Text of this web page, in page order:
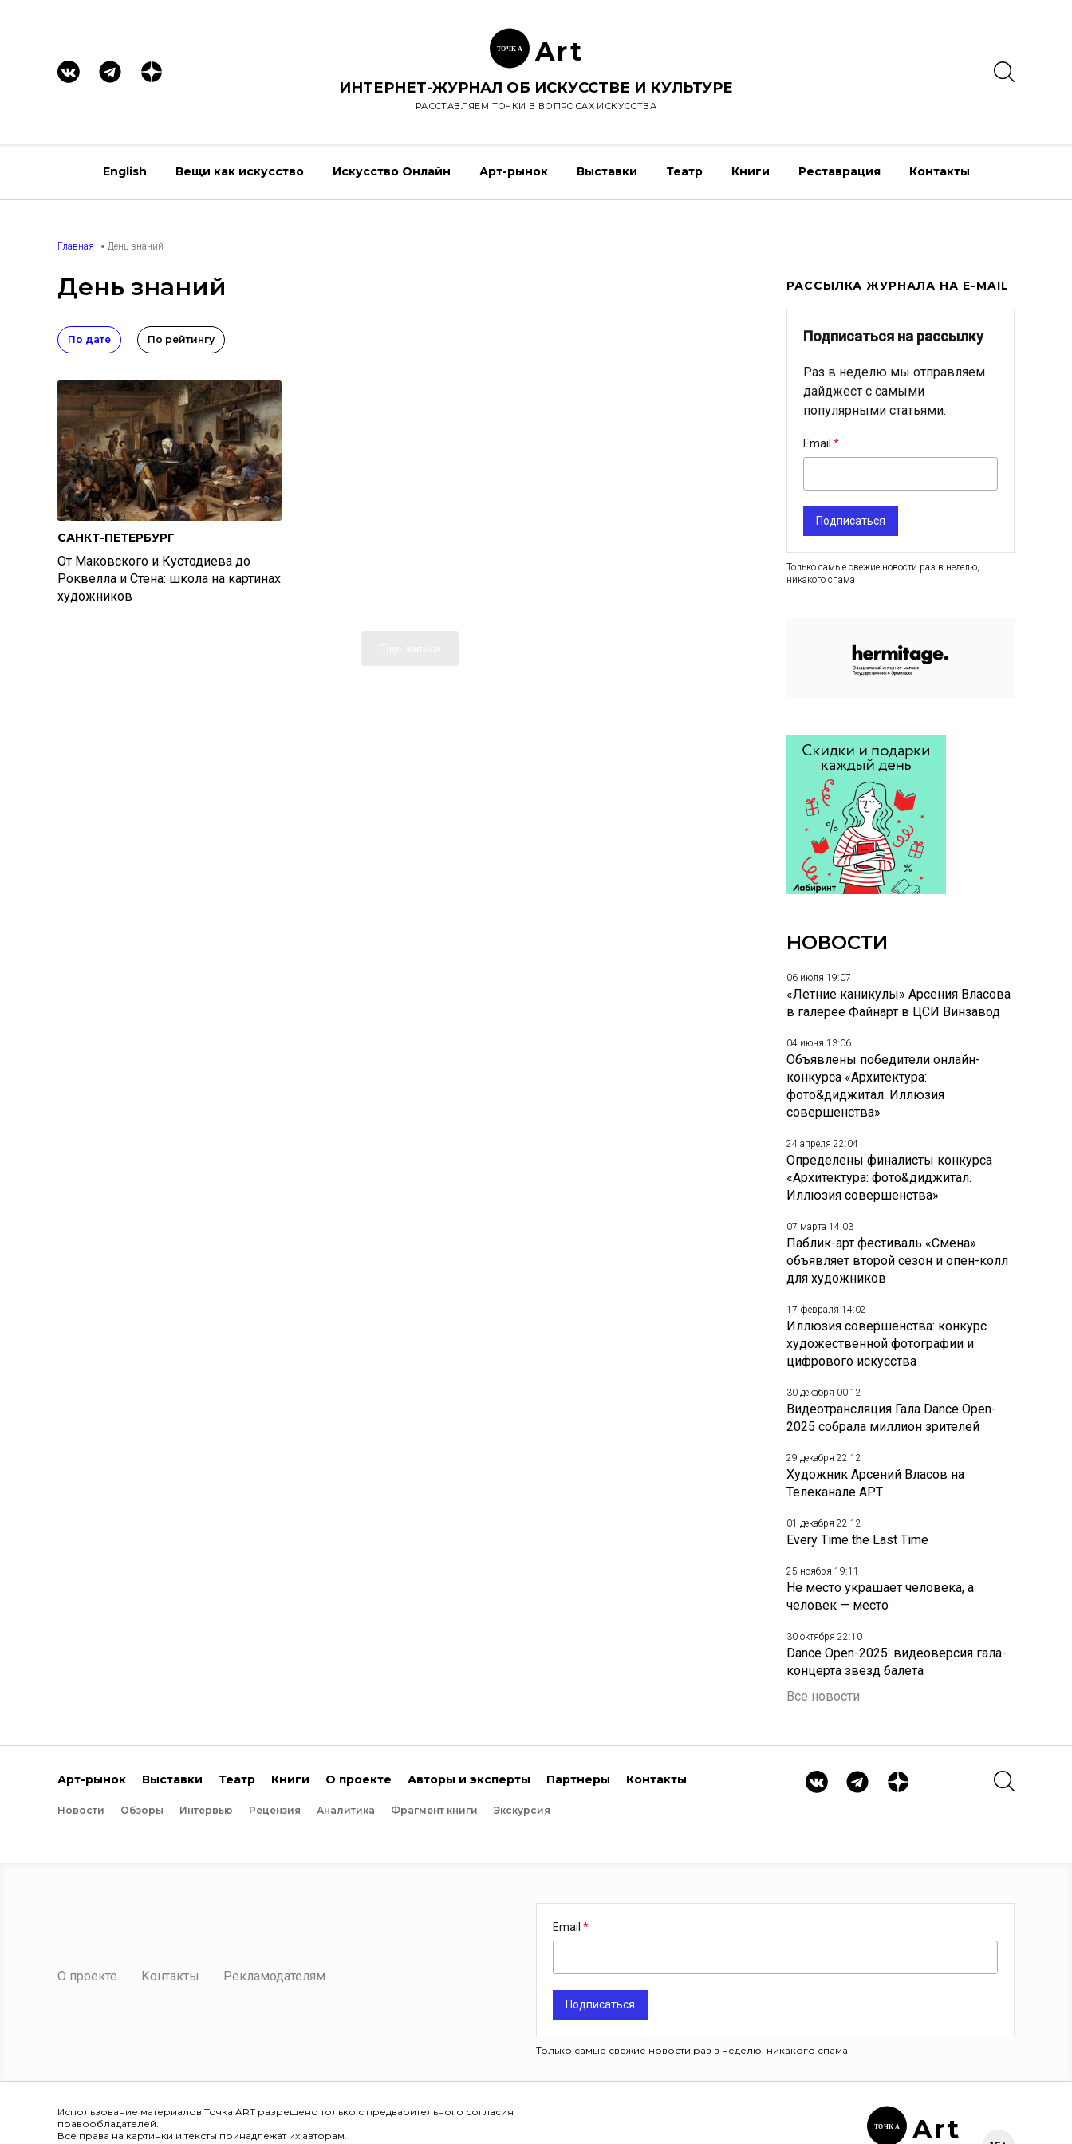
ТОЧК А Art
ИНТЕРНЕТ-ЖУРНАЛ ОБ ИСКУССТВЕ И КУЛЬТУРЕ
РАССТАВЛЯЕМ ТОЧКИ В ВОПРОСАХ ИСКУССТВА
English Вещи как искусство Искусство Онлайн Арт-рынок Выставки Театр Книги Реставрация Контакты
Главная День знаний
День знаний
По дате По рейтингу
САНКТ-ПЕТЕРБУРГ
От Маковского и Кустодиева до
Роквелла и Стена: школа на картинах
художников
РАССЫЛКА ЖУРНАЛА НА E-MAIL
Подписаться на рассылку
Раз в неделю мы отправляем
дайджест с самыми
популярными статьями.
Email
Подписаться
Только самые свежие новости раз в неделю,
никакого спама
НОВОСТИ
06 июля 19:07
«Летние каникулы» Арсения Власова
в галерее Файнарт в ЦСИ Винзавод
04 июня 13:06
Объявлены победители онлайн-
конкурса «Архитектура:
фото&диджитал. Иллюзия
совершенства»
24 апреля 22:04
Определены финалисты конкурса
«Архитектура: фото&диджитал.
Иллюзия совершенства»
07 марта 14:03
Паблик-арт фестиваль «Смена»
объявляет второй сезон и опен-колл
для художников
17 февраля 14:02
Иллюзия совершенства: конкурс
художественной фотографии и
цифрового искусства
30 декабря 00:12
Видеотрансляция Гала Dance Open-
2025 собрала миллион зрителей
29 декабря 22:12
Художник Арсений Власов на
Телеканале АРТ
01 декабря 22:12
Every Time the Last Time
25 ноября 19:11
Не место украшает человека, а
человек — место
30 октября 22:10
Dance Open-2025: видеоверсия гала-
концерта звезд балета
Все новости
Арт-рынок Выставки Театр Книги О проекте Авторы и эксперты Партнеры Контакты
Новости Обзоры Интервью Рецензия Аналитика Фрагмент книги Экскурсия
О проекте Контакты Рекламодателям
Email
Подписаться
Только самые свежие новости раз в неделю, никакого спама
Использование материалов Точка ART разрешено только с предварительного согласия
правообладателей.
Все права на картинки и тексты принадлежат их авторам.
ТОЧК А Art